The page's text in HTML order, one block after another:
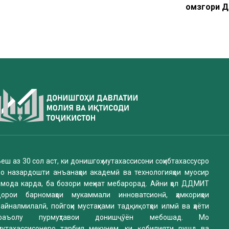
омӯзгори
аз 30 сол аст, ки донишгоҳ мутахассисони соҳибтахассусро
назардошти анъанаҳои академӣ ва технологияҳои муосир
карда, ба бозори меҳнат мебарорад. Айни ҳол ДДМИТ
барномаҳои мукаммали инноватсионӣ, ҳамкориҳои
пойгоҳи мустаҳками тадқиқотҳои илмӣ ва ҳаёти
пурмуҳтавои донишҷӯён мебошад. Мо